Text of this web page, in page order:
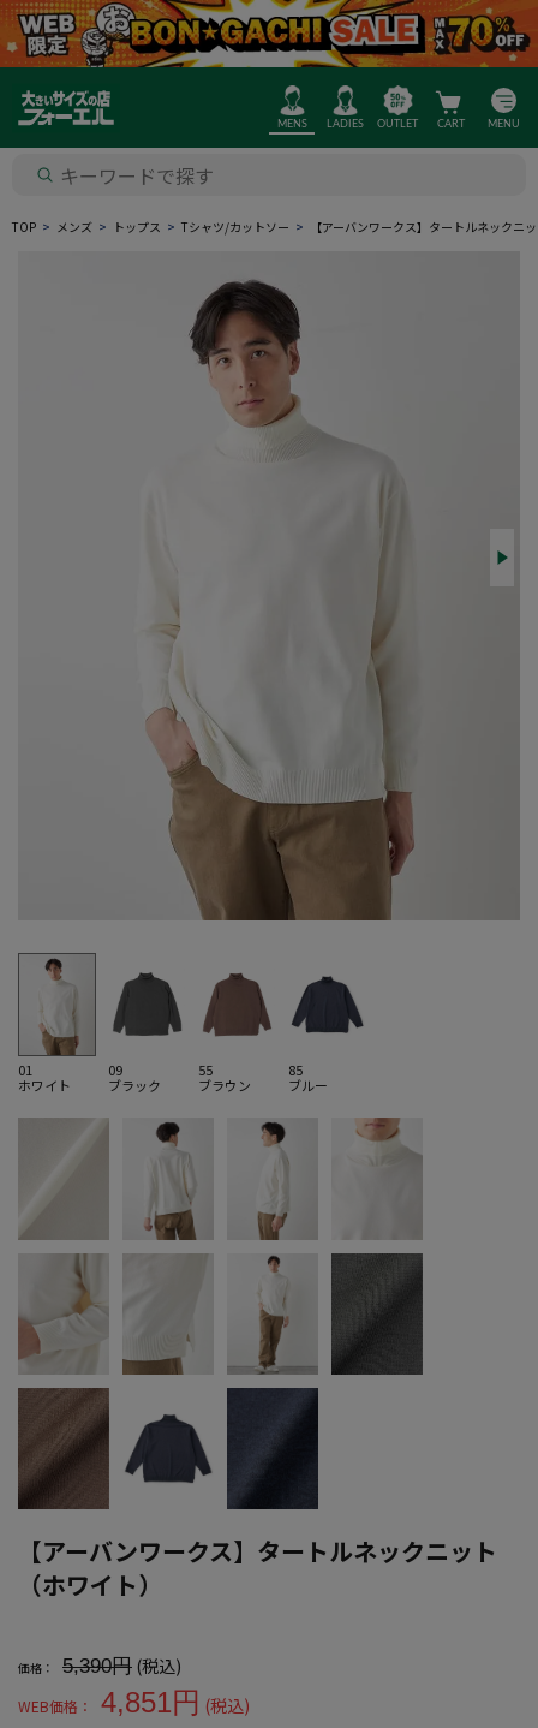
MENS LADIES OUTLET CART MENU
TOP メンズ トップス Tシャツ/カットソー 【アーバンワークス】タートルネックニ
01
ホワイト
09
ブラック
55
ブラウン
85
ブルー
【アーバンワークス】タートルネックニット
（ホワイト）
価格： 5,390円 (税込)
WEB価格： 4,851円 (税込)